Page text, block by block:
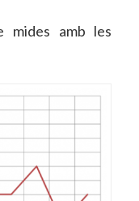
mides amb les